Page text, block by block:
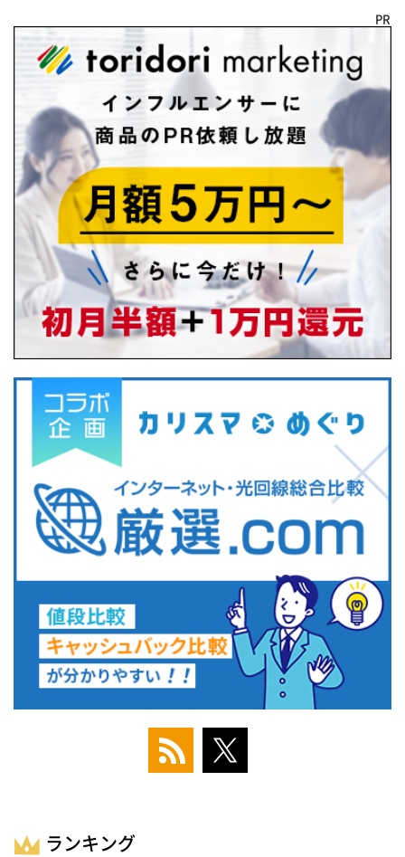
PR
ランキング